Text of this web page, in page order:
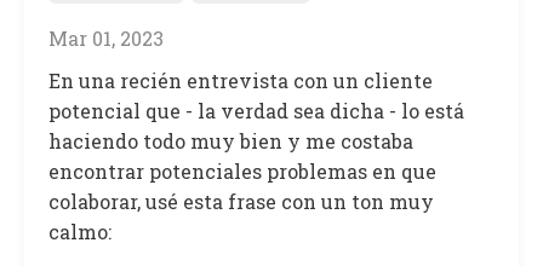
Mar 01, 2023
En una recién entrevista con un cliente
potencial que - la verdad sea dicha - lo está
haciendo todo muy bien y me costaba
encontrar potenciales problemas en que
colaborar, usé esta frase con un ton muy
calmo: